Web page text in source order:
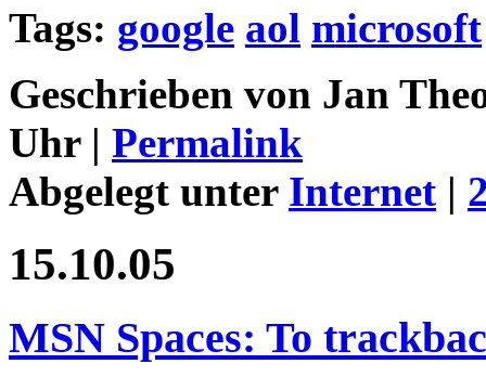
Tags: google aol microsoft
Geschrieben von Jan
Uhr | Permalink
Abgelegt unter Internet |
15.10.05
MSN Spaces: To